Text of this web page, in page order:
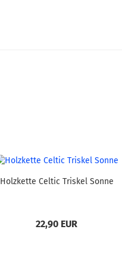
Holzkette Celtic Triskel Sonne
22,90 EUR